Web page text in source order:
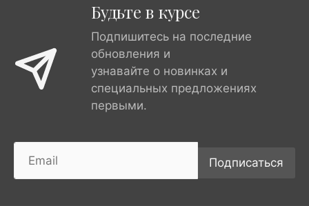
Будьте в курсе
Подпишитесь на последние
обновления и
узнавайте о новинках и
специальных предложениях
первыми.
Подписаться